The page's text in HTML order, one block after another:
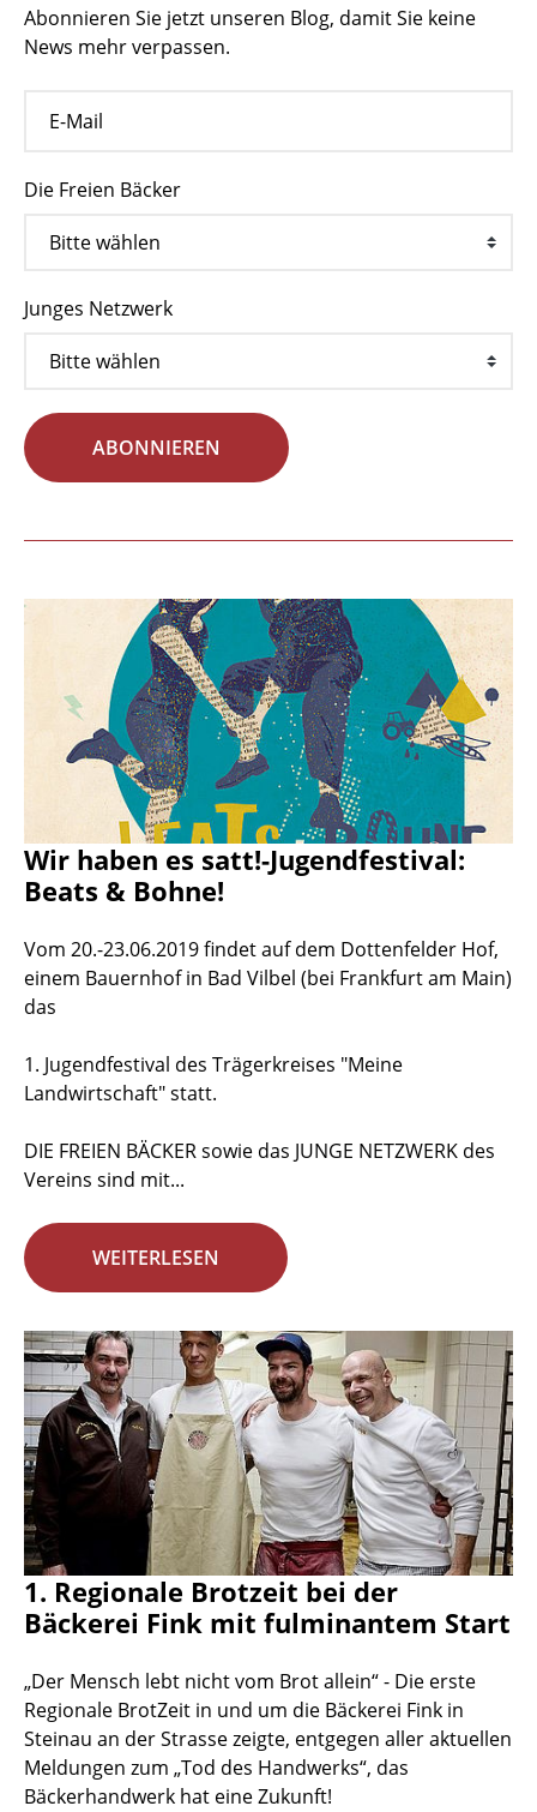
Abonnieren Sie jetzt unseren Blog, damit Sie keine
News mehr verpassen.
Die Freien Bäcker
Junges Netzwerk
ABONNIEREN
Wir haben es satt!-Jugendfestival:
Beats & Bohne!
Vom 20.-23.06.2019 findet auf dem Dottenfelder Hof,
einem Bauernhof in Bad Vilbel (bei Frankfurt am Main)
das
1. Jugendfestival des Trägerkreises "Meine
Landwirtschaft" statt.
DIE FREIEN BÄCKER sowie das JUNGE NETZWERK des
Vereins sind mit...
WEITERLESEN
1. Regionale Brotzeit bei der
Bäckerei Fink mit fulminantem Start
„Der Mensch lebt nicht vom Brot allein“ - Die erste
Regionale BrotZeit in und um die Bäckerei Fink in
Steinau an der Strasse zeigte, entgegen aller aktuellen
Meldungen zum „Tod des Handwerks“, das
Bäckerhandwerk hat eine Zukunft!